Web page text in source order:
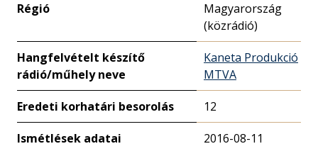
Régió
Magyarország
(közrádió)
Hangfelvételt készítő
rádió/műhely neve
Kaneta Produkció
MTVA
Eredeti korhatári besorolás 12
Ismétlések adatai 2016-08-11